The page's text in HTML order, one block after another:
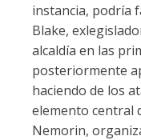
instancia, podría
Blake,
alcaldía en las
posteriormente
haciendo de los
elemento central
Nemorin,